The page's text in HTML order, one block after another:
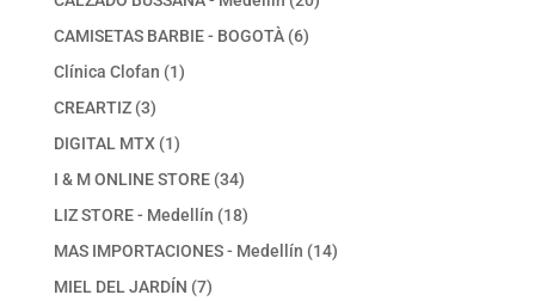
CAMISETAS BARBIE - BOGOTÀ 66
Clínica Clofan 11
CREARTIZ 33
productos
DIGITAL MTX 11
producto
I & M ONLINE STORE 3434
productos
LIZ STORE - Medellín 1818
productos
MAS IMPORTACIONES - Medellín 1414
MIEL DEL JARDÍN 77